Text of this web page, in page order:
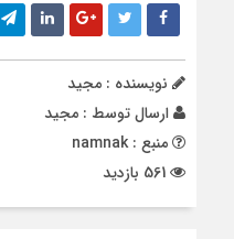
نویسنده : مجید
ارسال توسط : مجید
منبع : namnak